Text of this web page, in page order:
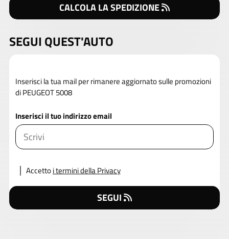
CALCOLA LA SPEDIZIONE
SEGUI QUEST'AUTO
Inserisci la tua mail per rimanere aggiornato sulle promozioni
di PEUGEOT 5008
Inserisci il tuo indirizzo email
Accettoi termini della Privacy
SEGUI